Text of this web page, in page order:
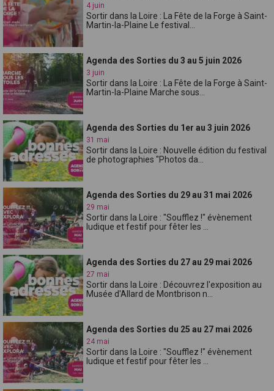
4 juin
Sortir dans la Loire : La Fête de la Forge à Saint-
Martin-la-Plaine Le festival...
Agenda des Sorties du 3 au 5 juin 2026
3 juin
Sortir dans la Loire : La Fête de la Forge à Saint-
Martin-la-Plaine Marche sous...
Agenda des Sorties du 1er au 3 juin 2026
31 mai
Sortir dans la Loire : Nouvelle édition du festival
de photographies "Photos da...
Agenda des Sorties du 29 au 31 mai 2026
29 mai
Sortir dans la Loire : "Soufflez !" évènement
ludique et festif pour fêter les ...
Agenda des Sorties du 27 au 29 mai 2026
27 mai
Sortir dans la Loire : Découvrez l'exposition au
Musée d'Allard de Montbrison n...
Agenda des Sorties du 25 au 27 mai 2026
24 mai
Sortir dans la Loire : "Soufflez !" évènement
ludique et festif pour fêter les ...